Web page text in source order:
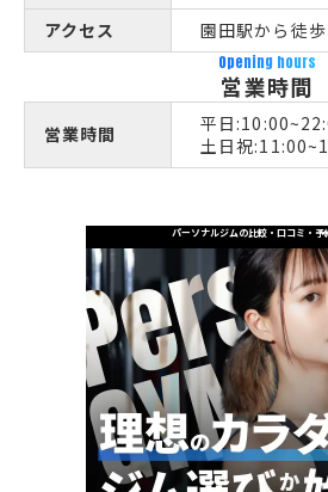
アクセス
園田駅から徒
Opening hours
営業時間
営業時間
平日
土日祝
パーソナルジムの比較・口コミ・予